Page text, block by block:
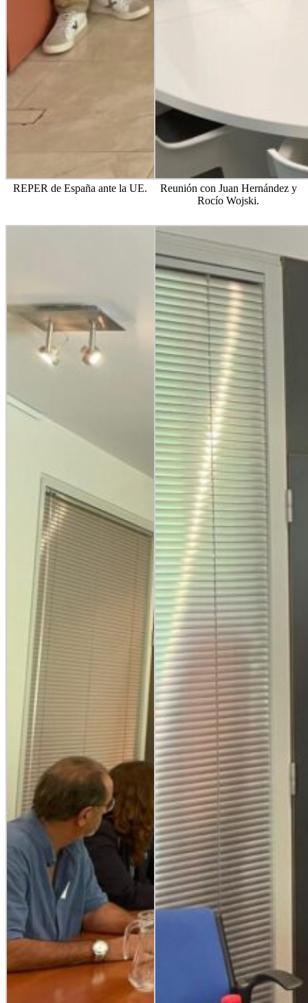
REPER de España ante la UE.
Reunión con Juan Hernández y
Rocío Wojski.